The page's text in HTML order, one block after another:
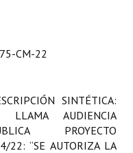
CM-22
SINTÉTICA:
LLAMA AUDIENCIA
PROYECTO
22: “SE AUTORIZA LA